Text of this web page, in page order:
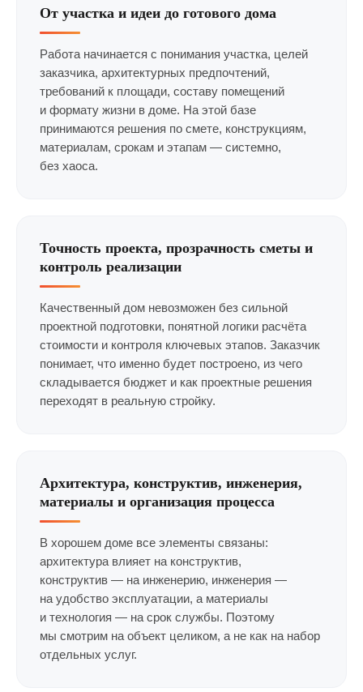
От участка и идеи до готового дома
Работа начинается с понимания участка, целей
заказчика, архитектурных предпочтений,
требований к площади, составу помещений
и формату жизни в доме. На этой базе
принимаются решения по смете, конструкциям,
материалам, срокам и этапам — системно,
без хаоса.
Точность проекта, прозрачность сметы и
контроль реализации
Качественный дом невозможен без сильной
проектной подготовки, понятной логики расчёта
стоимости и контроля ключевых этапов. Заказчик
понимает, что именно будет построено, из чего
складывается бюджет и как проектные решения
переходят в реальную стройку.
Архитектура, конструктив, инженерия,
материалы и организация процесса
В хорошем доме все элементы связаны:
архитектура влияет на конструктив,
конструктив — на инженерию, инженерия —
на удобство эксплуатации, а материалы
и технология — на срок службы. Поэтому
мы смотрим на объект целиком, а не как на набор
отдельных услуг.